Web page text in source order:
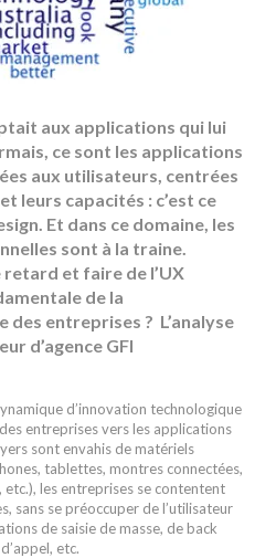
aux applications qui lui
ce sont les applications
aux utilisateurs, centrées
leurs capacités : c’est ce
Et dans ce domaine, les
sont à la traine.
et faire de l’UX
de la
entreprises ? L’analyse
d’agence GFI
d’innovation technologique
entreprises vers les applications
sont envahis de matériels
tablettes, montres connectées,
les entreprises se contentent
sans se préoccuper de l’utilisateur
de saisie de masse, de back
etc.